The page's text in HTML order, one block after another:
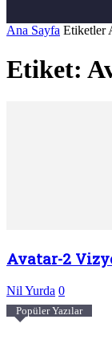
Ana Sayfa Etiketler
Etiket:
Avatar-2
Nil Yurda 0
Popüler Yazılar